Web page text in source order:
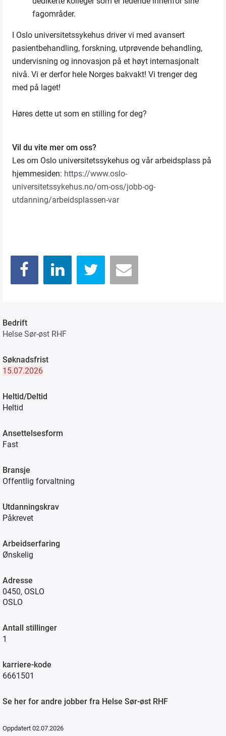
fagområder.
I Oslo universitetssykehus driver vi med avansert
pasientbehandling, forskning, utprøvende behandling,
undervisning og innovasjon på et høyt internasjonalt
nivå. Vi er derfor hele Norges bakvakt! Vi trenger deg
med på laget!
Høres dette ut som en stilling for deg?
Vil du vite mer om oss?
Les om Oslo universitetssykehus og vår arbeidsplass på
hjemmesiden: https://www.oslo-
universitetssykehus.no/om-oss/jobb-og-
utdanning/arbeidsplassen-var
Bedrift
Helse Sør-øst RHF
Søknadsfrist
15.07.2026
Heltid/Deltid
Heltid
Ansettelsesform
Fast
Bransje
Offentlig forvaltning
Utdanningskrav
Påkrevet
Arbeidserfaring
Ønskelig
Adresse
0450, OSLO
OSLO
Antall stillinger
1
karriere-kode
6661501
Se her for andre jobber fra Helse Sør-øst RHF
Oppdatert 02.07.2026